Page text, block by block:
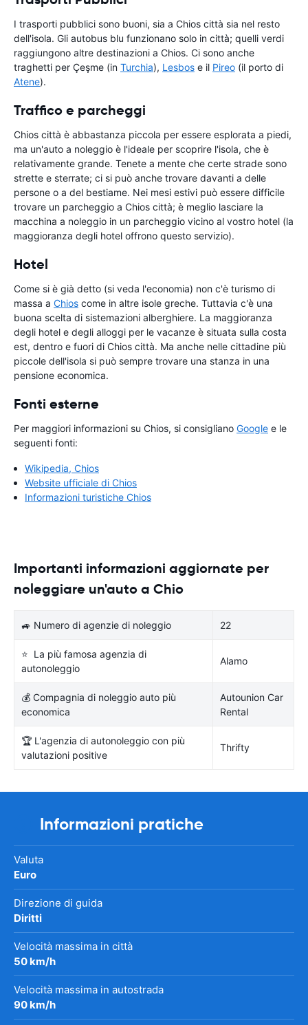
I trasporti pubblici sono buoni, sia a Chios città sia nel resto
dell'isola. Gli autobus blu funzionano solo in città; quelli verdi
raggiungono altre destinazioni a Chios. Ci sono anche
traghetti per Çeşme (in Turchia), Lesbos e il Pireo (il porto di
Atene).
Traffico e parcheggi
Chios città è abbastanza piccola per essere esplorata a piedi,
ma un'auto a noleggio è l'ideale per scoprire l'isola, che è
relativamente grande. Tenete a mente che certe strade sono
strette e sterrate; ci si può anche trovare davanti a delle
persone o a del bestiame. Nei mesi estivi può essere difficile
trovare un parcheggio a Chios città; è meglio lasciare la
macchina a noleggio in un parcheggio vicino al vostro hotel (la
maggioranza degli hotel offrono questo servizio).
Hotel
Come si è già detto (si veda l'economia) non c'è turismo di
massa a Chios come in altre isole greche. Tuttavia c'è una
buona scelta di sistemazioni alberghiere. La maggioranza
degli hotel e degli alloggi per le vacanze è situata sulla costa
est, dentro e fuori di Chios città. Ma anche nelle cittadine più
piccole dell'isola si può sempre trovare una stanza in una
pensione economica.
Fonti esterne
Per maggiori informazioni su Chios, si consigliano Google e le
seguenti fonti:
Wikipedia, Chios
Website ufficiale di Chios
Informazioni turistiche Chios
Importanti informazioni aggiornate per
noleggiare un'auto a Chio
🚙 Numero di agenzie di noleggio 22
⭐ La più famosa agenzia di
autonoleggio
Alamo
💰 Compagnia di noleggio auto più
economica
Autounion Car
Rental
🏆 L'agenzia di autonoleggio con più
valutazioni positive
Thrifty
Informazioni pratiche
Valuta
Euro
Direzione di guida
Diritti
Velocità massima in città
50 km/h
Velocità massima in autostrada
90 km/h